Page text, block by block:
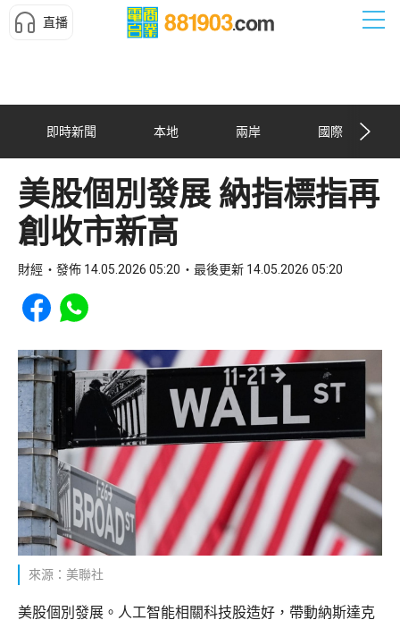
直播
即時新聞 本地 兩岸 國際
美股個別發展 納指標指再
創收市新高
財經 發佈 14.05.2026 05:20 最後更新 14.05.2026 05:20
Share to Facebook
Share to WhatsApp
來源：美聯社
美股個別發展。人工智能相關科技股造好，帶動納斯達克